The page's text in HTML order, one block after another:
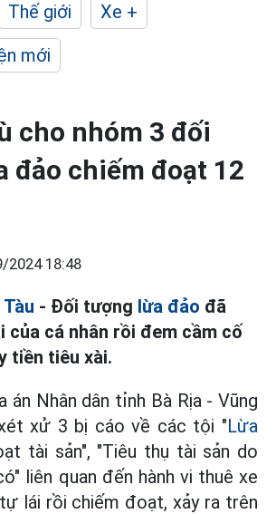
Thế giới
Xe +
mới
cho nhóm 3 đối
đảo chiếm đoạt 12
2024 18:48
- Đối tượng lừa đảo đã
của cá nhân rồi đem cầm cố
tiền tiêu xài.
án Nhân dân tỉnh Bà Rịa - Vũng
xử 3 bị cáo về các tội "Lừa
tài sản", "Tiêu thụ tài sản do
liên quan đến hành vi thuê xe
lái rồi chiếm đoạt, xảy ra trên